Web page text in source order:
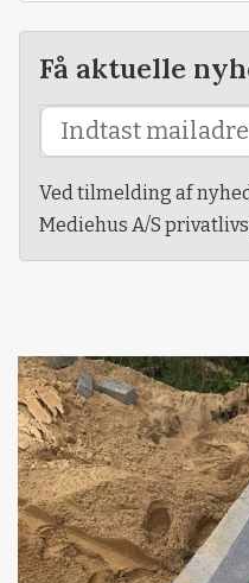
Få aktuelle
Ved tilmelding af
Mediehus A/S